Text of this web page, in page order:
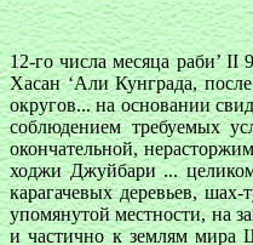
12-го числа месяца раби’
Хасан ‘Али Кунграда,
округов... на основании
соблюдением требуемых
окончательной,
ходжи Джуйбари ...
карагачевых деревьев,
упомянутой местности, на
и частично к землям мира